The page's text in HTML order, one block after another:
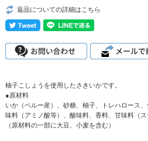
返品についての詳細はこちら
柚子こしょうを使用したさきいかです。
●原材料
いか（ペルー産）、砂糖、柚子、トレハロース
味料（アミノ酸等）、酸味料、香料、甘味料（ス
（原材料の一部に大豆、小麦を含む）